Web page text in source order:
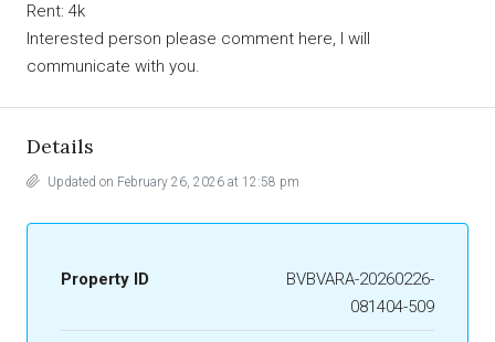
Rent: 4k
Interested person please comment here, I will
communicate with you.
Details
Updated on February 26, 2026 at 12:58 pm
Property ID
BVBVARA-20260226-
081404-509